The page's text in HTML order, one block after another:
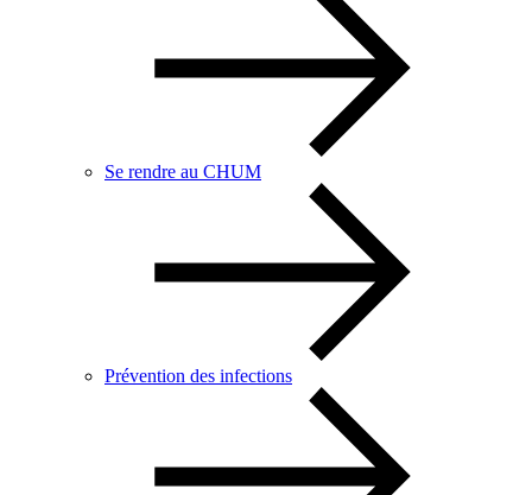
Se rendre au CHUM
Prévention des infections